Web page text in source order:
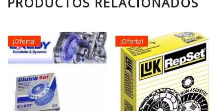
¡Oferta! ¡Oferta!